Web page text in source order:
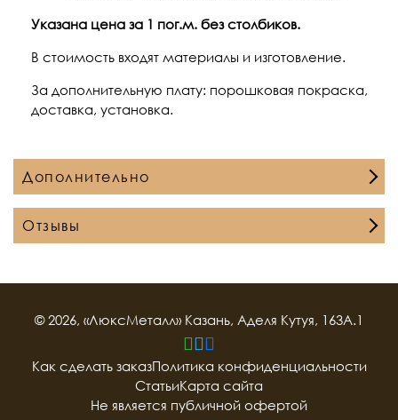
Указана цена за 1 пог.м. без столбиков.
В стоимость входят материалы и изготовление.
За дополнительную плату: порошковая покраска,
доставка, установка.
Дополнительно
Отзывы
© 2026, «ЛюксМеталл» Казань, Аделя Кутуя, 163А.1
Как сделать заказПолитика конфиденциальности
СтатьиКарта сайта
Не является публичной офертой